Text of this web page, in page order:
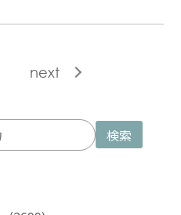
next
検索